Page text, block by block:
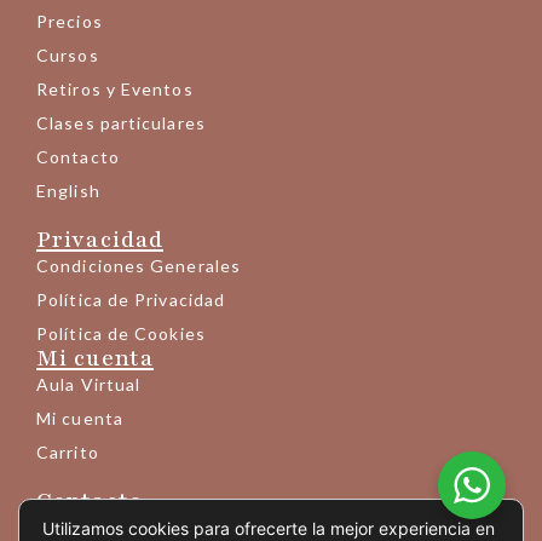
Precios
Cursos
Retiros y Eventos
Clases particulares
Contacto
English
Privacidad
Condiciones Generales
Política de Privacidad
Política de Cookies
Mi cuenta
Aula Virtual
Mi cuenta
Carrito
Contacto
+34 683 145 189
Utilizamos cookies para ofrecerte la mejor experiencia en